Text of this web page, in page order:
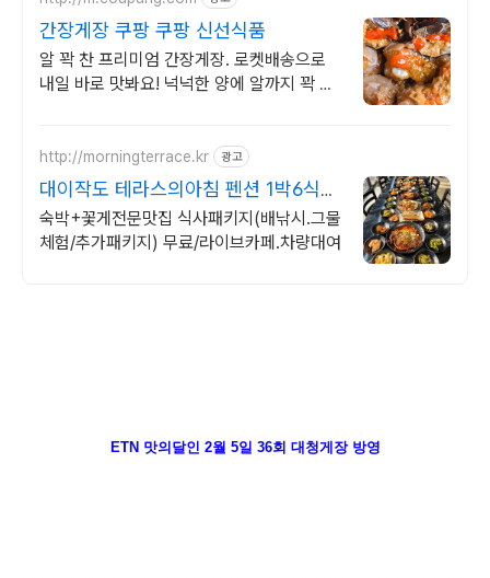
간장게장 쿠팡 쿠팡 신선식품
알 꽉 찬 프리미엄 간장게장. 로켓배송으로
내일 바로 맛봐요! 넉넉한 양에 알까지 꽉 차
http://morningterrace.kr 광고
대이작도 테라스의아침 펜션 1박6식
한국기행에나온 맛집
숙박+꽃게전문맛집 식사패키지(배낚시.그물
체험/추가패키지) 무료/라이브카페.차량대여
ETN 맛의달인 2월 5일 36회 대청게장 방영